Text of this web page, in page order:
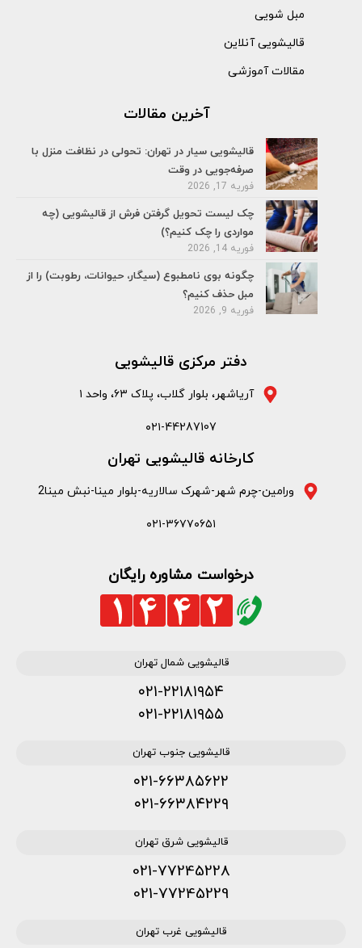
مبل شویی
قالیشویی آنلاین
مقالات آموزشی
آخرین مقالات
قالیشویی سیار در تهران: تحولی در نظافت منزل با
صرفه‌جویی در وقت
فوریه 17, 2026
چک لیست تحویل گرفتن فرش از قالیشویی (چه
مواردی را چک کنیم؟)
فوریه 14, 2026
چگونه بوی نامطبوع (سیگار، حیوانات، رطوبت) را از
مبل حذف کنیم؟
فوریه 9, 2026
دفتر مرکزی قالیشویی
آریاشهر، بلوار گلاب، پلاک ۶۳، واحد ۱
۰۲۱-44287107
کارخانه قالیشویی تهران
ورامین-چرم شهر-شهرک سالاریه-بلوار مینا-نبش مینا2
۰۲۱-۳۶۷۷۰۶۵۱
درخواست مشاوره رایگان
قالیشویی شمال تهران
۰۲۱-۲۲۱۸۱۹۵۴
۰۲۱-۲۲۱۸۱۹۵۵
قالیشویی جنوب تهران
۰۲۱-۶۶۳۸۵۶۲۲
۰۲۱-۶۶۳۸۴۲۲۹
قالیشویی شرق تهران
021-77245228
021-77245229
قالیشویی غرب تهران